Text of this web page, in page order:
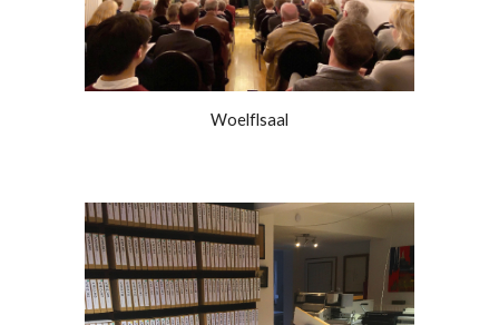
Woelflsaal